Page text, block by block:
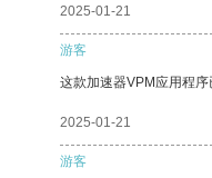
2025-01-21
游客
这款加速器VPM应用程序
2025-01-21
游客